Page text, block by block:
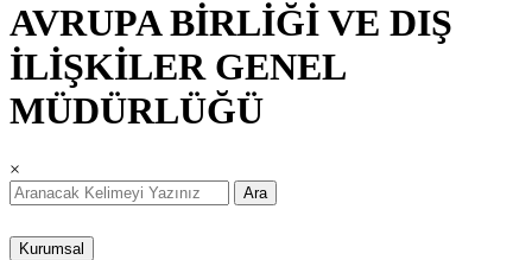
AVRUPA BİRLİĞİ VE DIŞ
İLİŞKİLER GENEL
MÜDÜRLÜĞÜ
×
Ara
Kurumsal